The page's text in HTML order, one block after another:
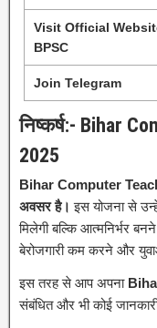
Visit Official
BPSC
Join Telegram
निष्कर्ष:- Bihar
2025
Bihar Computer
अवसर है। इस योजना से
मिलेगी बल्कि आत्मनिर्भर
बेरोजगारी कम करने और
इस तरह से आप अपना
संबंधित और भी कोई